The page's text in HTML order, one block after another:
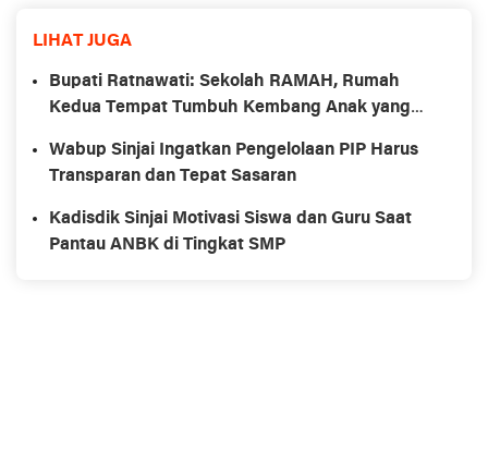
LIHAT JUGA
Bupati Ratnawati: Sekolah RAMAH, Rumah
Kedua Tempat Tumbuh Kembang Anak yang
Wabup Sinjai Ingatkan Pengelolaan PIP Harus
Transparan dan Tepat Sasaran
Kadisdik Sinjai Motivasi Siswa dan Guru Saat
Pantau ANBK di Tingkat SMP